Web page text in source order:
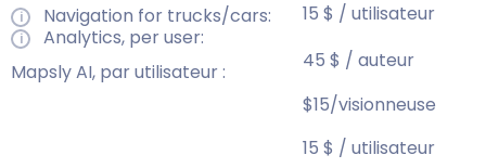
Navigation for trucks/cars:
Analytics, per user:
Mapsly AI, par utilisateur :
15 $ / utilisateur
45 $ / auteur
$15/visionneuse
15 $ / utilisateur